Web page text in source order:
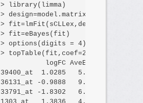
> library( limma )
>
design=model.matrix(
>
fit=lmFit( sCLLex , design
>
fit=eBayes( fit )
> options( digits = 4 )
> topTable( fit ,coef=2
logFC
AveExpr
39400_at
1.0285 5.621
36131_at
-0.9888 9.954
33791_at
- 1.8302 6.951